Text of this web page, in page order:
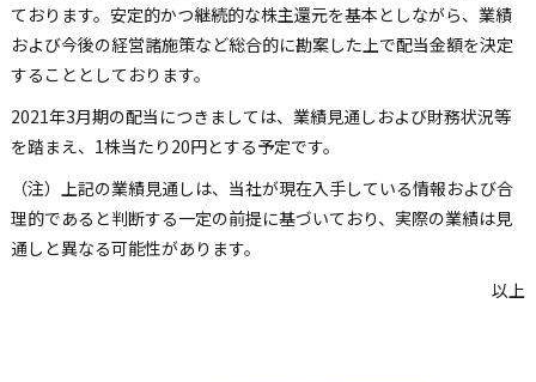
ております。安定的かつ継続的な株主還元を基本としながら、業績
および今後の経営諸施策など総合的に勘案した上で配当金額を決定
することとしております。
2021年3月期の配当につきましては、業績見通しおよび財務状況等
を踏まえ、1株当たり20円とする予定です。
（注） 上記の業績見通しは、当社が現在入手している情報および合
理的であると判断する一定の前提に基づいており、実際の業績は見
通しと異なる可能性があります。
以上